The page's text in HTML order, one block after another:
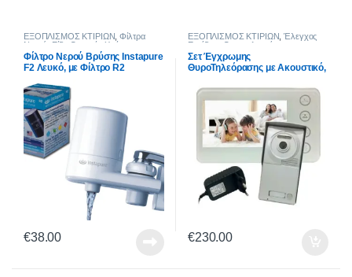
ΕΞΟΠΛΙΣΜΟΣ ΚΤΙΡΙΩΝ ,Φίλτρα
Νερού
Είδη Οικιακής Χρήσης
Εξοπλισμός Σπιτιού,Φίλτρα Νερού
Μπαταρίας Βρύσης
Φίλτρο Νερού Βρύσης Instapure
F2 Λευκό, με Φίλτρο R2
€38.00
ΕΞΟΠΛΙΣΜΟΣ ΚΤΙΡΙΩΝ ,Έλεγχος
Εισόδου
Θυροτηλεoράσεις
Σετ Έγχρωμης
ΘυροΤηλεόρασης με Ακουστικό,
€230.00